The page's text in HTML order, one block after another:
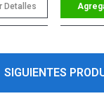
Detalles
SIGUIENTES